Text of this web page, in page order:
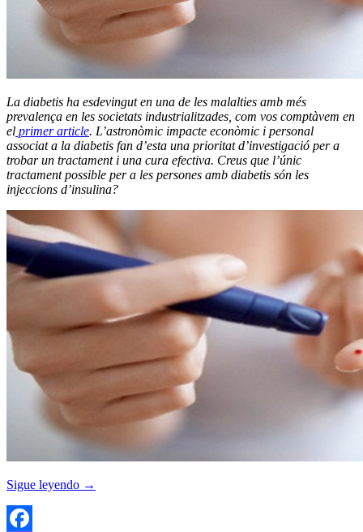
La diabetis ha esdevingut en una de les malalties amb més
prevalença en les societats industrialitzades, com vos comptàvem en
el primer article. L’astronòmic impacte econòmic i personal
associat a la diabetis fan d’esta una prioritat d’investigació per a
trobar un tractament i una cura efectiva. Creus que l’únic
tractament possible per a les persones amb diabetis són les
injeccions d’insulina?
Sigue leyendo →